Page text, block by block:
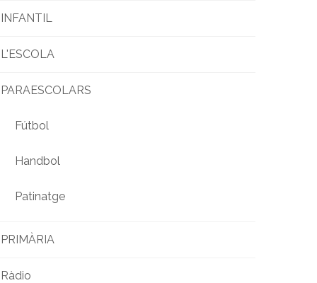
INFANTIL
L'ESCOLA
PARAESCOLARS
Fútbol
Handbol
Patinatge
PRIMÀRIA
Ràdio